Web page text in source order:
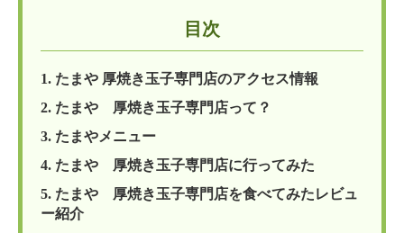
目次
1. たまや 厚焼き玉子専門店のアクセス情報
2. たまや 厚焼き玉子専門店って？
3. たまやメニュー
4. たまや 厚焼き玉子専門店に行ってみた
5. たまや 厚焼き玉子専門店を食べてみたレビュ
ー紹介